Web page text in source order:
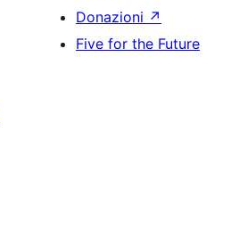
Donazioni ↗
Five for the Future